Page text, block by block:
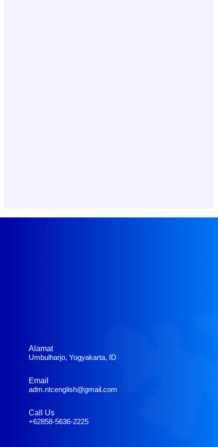
Alamat
Umbulharjo, Yogyakarta, ID
Email
adm.ntcenglish@gmail.com
Call Us
+62858-5636-2225